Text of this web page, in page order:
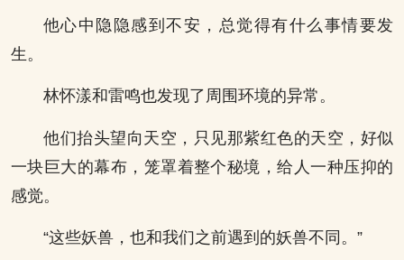
他心中隐隐感到不安，总觉得有什么事情要发
生。
林怀漾和雷鸣也发现了周围环境的异常。
他们抬头望向天空，只见那紫红色的天空，好似
一块巨大的幕布，笼罩着整个秘境，给人一种压抑的
感觉。
“这些妖兽，也和我们之前遇到的妖兽不同。”